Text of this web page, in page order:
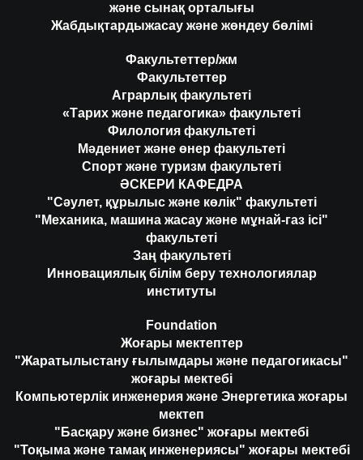
және сынақ орталығы
Жабдықтардыжасау және жөндеу бөлімі
Факультеттер/жм
Факультеттер
Аграрлық факультеті
«Тарих және педагогика» факультеті
Филология факультеті
Мәдениет және өнер факультеті
Спорт және туризм факультеті
ӘСКЕРИ КАФЕДРА
"Сәулет, құрылыс және көлік" факультеті
"Механика, машина жасау және мұнай-газ ісі"
факультеті
Заң факультеті
Инновациялық білім беру технологиялар
институты
Foundation
Жоғары мектептер
"Жаратылыстану ғылымдары және педагогикасы"
жоғары мектебі
Компьютерлік инженерия және Энергетика жоғары
мектеп
"Басқару және бизнес" жоғары мектебі
"Тоқыма және тамақ инженериясы" жоғары мектебі